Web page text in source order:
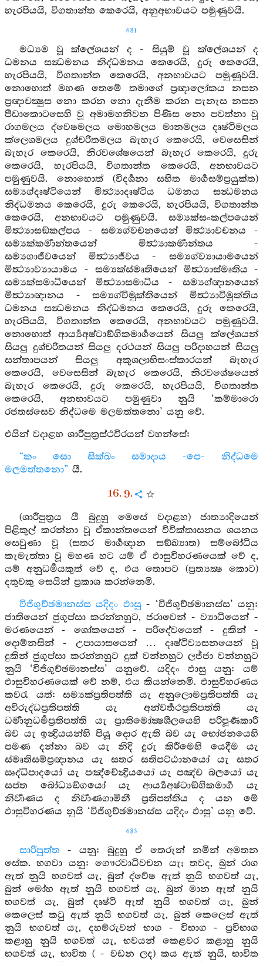
හැරපියයි, විගතාන්ත කෙරෙයි, අනුඅභාවයට පමුණුවයි.
681
මධ්‍යම වූ ක්ලේශයන් ද - සියුම් වූ ක්ලේශයන් ද
ධමනය සන්‍ධමනය නිද්ධමනය කෙරෙයි, දුරු කෙරෙයි,
හැරපියයි, විගතාන්ත කෙරෙයි, අනභාවයට පමුණුවයි.
නොහොත් මහණ තෙමේ තමාගේ ප්‍රඥාලෝකය නසන
ප්‍රඥාචක්‍ෂුස නො කරන නො දැනීම කරන පැනැස නසන
පීඩාකොටසෙහි වූ අමාමහනිවන පිණිස නො පවත්නා වූ
රාගමලය ද්වෙෂමලය මොහමලය මානමලය දෘෂ්ටිමලය
ක්ලෙශමලය දුශ්චරිතමලය බැහැර කෙරෙයි, වෙසෙසින්
බැහැර කෙරෙයි, නිරවශේෂයෙන් බැහැර කෙරෙයි, දුරු
කෙරෙයි, හැරපියයි, විගතාන්ත කෙරෙයි, අනභාවයට
පමුණුවයි. නොහොත් (විදර්‍ශනා සහිත මාර්‍ගසම්ප්‍රයුක්ත)
සම්‍යග්දෘෂ්ටියෙන් මිත්‍ථ්‍යාදෘෂ්ටිය ධමනය සන්‍ධමනය
නිද්ධමනය කෙරෙයි, දුරු කෙරෙයි, හැරපියයි, විගතාන්ත
කෙරෙයි, අනභාවයට පමුණුවයි. සම්‍යක්සංකල්පයෙන්
මිත්‍ථ්‍යාසඞ්කල්පය - සම්‍යග්වචනයෙන් මිත්‍ථ්‍යාවචනය -
සම්‍යක්කර්‍මාන්තයෙන් මිත්‍ථ්‍යාකර්‍මාන්තය -
සම්‍යගාජීවයෙන් මිත්‍ථ්‍යාජීවය - සම්‍යග්ව්‍යායාමයෙන්
මිත්‍ථ්‍යාව්‍යායාමය - සම්‍යක්ස්මෘතියෙන් මිත්‍ථ්‍යාස්මෘතිය -
සම්‍යක්සමාධියෙන් මිත්‍ථ්‍යාසමාධිය - සම්‍යග්ඥානයෙන්
මිත්‍ථ්‍යාඥානය - සම්‍යග්විමුක්තියෙන් මිත්‍ථ්‍යාවිමුක්තිය
ධමනය සන්‍ධමනය නිද්ධමනය කෙරෙයි, දුරු කෙරෙයි,
හැරපියයි, විගතාන්ත කෙරෙයි, අනභාවයට පමුණුවයි.
නොහොත් ආර්‍ය්‍යඅෂ්ටාඞ්ගිකමාර්‍ගයෙන් සියලු ක්ලේශයන්
සියලු දුශ්චරිතයන් සියලු දරථයන් සියලු පරිදාහයන් සියලු
සන්තාපයන් සියලු අකුශලාභිසංස්කාරයන් බැහැර
කෙරෙයි, වෙසෙසින් බැහැර කෙරෙයි, නිරවශේෂයෙන්
බැහැර කෙරෙයි, දුරු කෙරෙයි, හැරපියයි, විගතාන්ත
කෙරෙයි, අනභාවයට පමුණුවා නුයි ‘කම්මාරො
රජතස්සෙව නිද්ධමෙ මලමත්තනො’ යනු වේ.
එයින් වදාළහ ශාරීපුත්‍රස්ථවිරයන් වහන්සේ:
“කං සො සික්ඛං සමාදාය -පෙ- නිද්ධමෙ
මලමත්තනො” යී.
16. 9.
(ශාරීපුත්‍රය යී බුදුහු මෙසේ වදාළහ) ජාත්‍යාදියෙන්
පිළිකුල් කරන්නා වූ ඒකාන්තයෙන් විවික්තාසනය ශයනය
සෙවුණා වූ (සතර මාර්‍ගඥාන සඞ්ඛ්‍යාත) සම්බෝධිය
කැමැත්තා වූ මහණ හට යම් ඒ ඵාසුවිහරණයෙක් වේ ද,
යම් අනුධර්‍මයකුත් වේ ද, එය තොපට (ප්‍රත්‍යක්‍ෂ කොට)
දතුවකු සෙයින් ප්‍රකාශ කරන්නෙමි.
විජිගුච්ඡමානස්ස යදිදං ඵාසු- ‘විජිගුච්ඡමානස්ස’ යනු:
ජාතියෙන් ජුගුප්සා කරන්නහුට, ජරාවෙන් - ව්‍යාධියෙන් -
මරණයෙන් - ශෝකයෙන් - පරිදේවයෙන් - දුකින් -
දොම්නසින් - උපායාසයෙන් … දෘෂ්ටිව්‍යසනයෙන් වූ
දුකින් ජුගුප්සා කරන්නහුට දුක් වන්නහුට ලජ්ජා වන්නහුට
නුයි ‘විජිගුච්ඡමානස්ස’ යනුවේ. යදිදං ඵාසු යනු: යම්
ඵාසුවිහරණයෙක් වේ නම්, එය කියන්නෙමි. ඵාසුවිහරණය
කවරැ යත්: සම්‍යක්ප්‍රතිපත්ති යැ අනුලොමප්‍රතිපත්ති යැ
අවිරුද්ධප්‍රතිපත්ති යැ අන්වර්‍තථප්‍රතිපත්ති යැ
ධර්‍මානුධර්‍මප්‍රතිපත්ති යැ ප්‍රාතිමෝක්‍ෂශීලයෙහි පරිපූර්‍ණකාරී
බව යැ ඉන්‍ද්‍රියයන්හි පියූ දොර ඇති බව යැ භෝජනයෙහි
පමණ දන්නා බව යැ නිදි දුරු කිරීමෙහි යෙදීම යැ
ස්මෘතිසම්ප්‍රඥානය යැ සතර සතිපට්ඨානයෝ යැ සතර
ඍද්ධිපාදයෝ යැ පඤ්චේන්‍ද්‍රියයෝ යැ පඤ්ච බලයෝ යැ
සප්ත බෝධ්‍යඞ්ගයෝ යැ ආර්‍ය්‍යඅෂ්ටාඞ්ගිකමාර්‍ග යැ
නිර්‍වාණය ද නිර්‍වාණගාමිනී ප්‍රතිපත්තිය ද යන මේ
ඵාසුවිහරණය නුයි ‘විජිගුච්ඡමානස්ස යදිදං ඵාසු’ යනු වේ.
683
සාරිපුත්ත - යනු: බුදුහු ඒ තෙරුන් නමින් අමතන
සේක. භගවා යනු: ගෞරවාධිවචන යැ; තවද, බුන් රාග
ඇත් නුයි භගවත් යැ, බුන් ද්වේෂ ඇත් නුයි භගවත් යැ,
බුන් මෝහ ඇත් නුයි භගවත් යැ, බුන් මාන ඇත් නුයි
භගවත් යැ, බුන් දෘෂ්ටි ඇත් නුයි භගවත් යැ, බුන්
කෙලෙස් කටු ඇත් නුයි භගවත් යැ, බුන් කෙලෙස් ඇත්
නුයි භගවත් යැ, දහම්රුවන් භාග - විභාග - ප්‍රවිභාග
කළාහු නුයි භගවත් යැ, භවයන් කෙළවර කළාහු නුයි
භගවත් යැ, භාවිත ( - වඩන ලද) කය ඇත් නුයි, භාවිත